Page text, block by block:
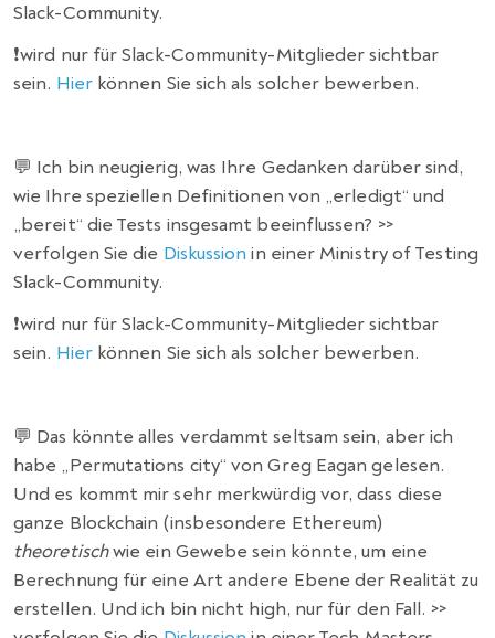
Slack-Community.
❗️wird nur für Slack-Community-Mitglieder sichtbar
sein. Hierkönnen Sie sich als solcher bewerben.
💬 Ich bin neugierig, was Ihre Gedanken darüber sind,
wie Ihre speziellen Definitionen von „erledigt“ und
„bereit“ die Tests insgesamt beeinflussen? >>
verfolgen Sie die Diskussion in einer Ministry of Testing
Slack-Community.
❗️wird nur für Slack-Community-Mitglieder sichtbar
sein. Hierkönnen Sie sich als solcher bewerben.
💬 Das könnte alles verdammt seltsam sein, aber ich
habe „Permutations city“ von Greg Eagan gelesen.
Und es kommt mir sehr merkwürdig vor, dass diese
ganze Blockchain (insbesondere Ethereum)
theoretischwie ein Gewebe sein könnte, um eine
Berechnung für eine Art andere Ebene der Realität zu
erstellen. Und ich bin nicht high, nur für den Fall. >>